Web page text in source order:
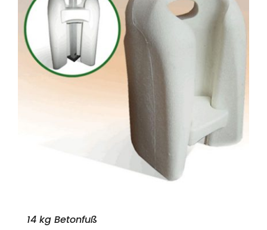
14 kg Betonfuß